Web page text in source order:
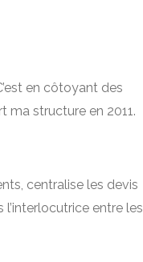
en côtoyant des
ma structure en 2011.
centralise les devis
entre les